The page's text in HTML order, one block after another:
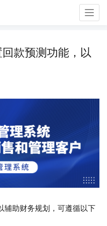
款预测功能，以
辅助财务规划，可遵循以下